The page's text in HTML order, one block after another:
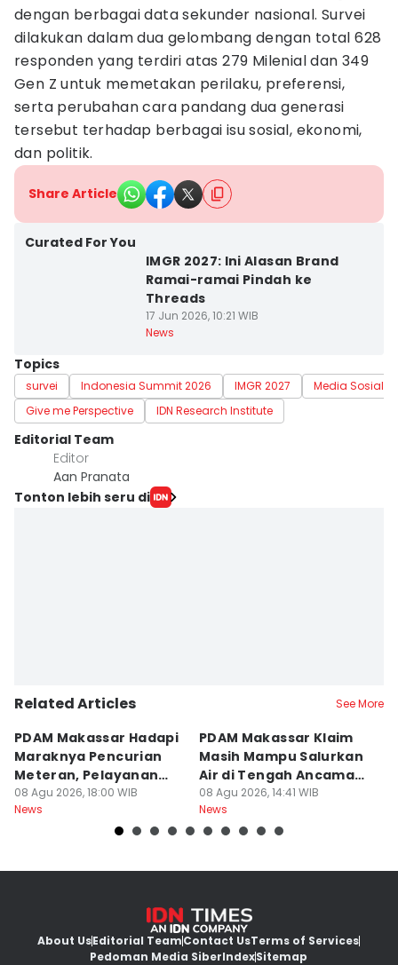
dengan berbagai data sekunder nasional. Survei
dilakukan dalam dua gelombang dengan total 628
responden yang terdiri atas 279 Milenial dan 349
Gen Z untuk memetakan perilaku, preferensi,
serta perubahan cara pandang dua generasi
tersebut terhadap berbagai isu sosial, ekonomi,
dan politik.
Share Article
Curated For You
IMGR 2027: Ini Alasan Brand
Ramai-ramai Pindah ke
Threads
17 Jun 2026, 10:21 WIB
News
Topics
survei Indonesia Summit 2026 IMGR 2027
Media Sosial
Give me Perspective
IDN Research Institute
Editorial Team
Editor
Aan Pranata
Tonton lebih seru di
Related Articles See More
PDAM Makassar Hadapi
Maraknya Pencurian
Meteran, Pelayanan
Ikut Terdampak
08 Agu 2026, 18:00 WIB
News
PDAM Makassar Klaim
Masih Mampu Salurkan
Air di Tengah Ancaman
Kekeringan
08 Agu 2026, 14:41 WIB
News
About UsEditorial TeamContact UsTerms of Services
Pedoman Media SiberIndexSitemap